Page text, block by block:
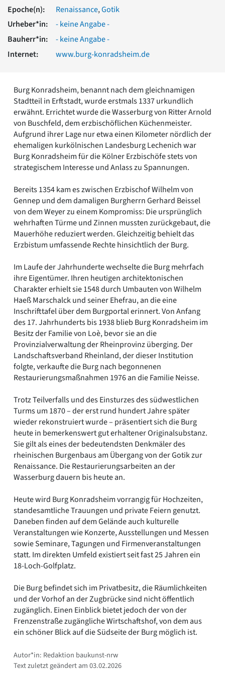
Romanik
Vorromanik
Römische Antike
Über uns
Über baukunst-nrw
Kontakt
Impressum
Datenschutz
Suchbegriff eingeben
Epoche(n):
Renaissance,Gotik
Urheber*in:
- keine Angabe -
Bauherr*in:
- keine Angabe -
Internet:
www.burg-konradsheim.de
Burg Konradsheim, benannt nach dem gleichnamigen
Stadtteil in Erftstadt, wurde erstmals 1337 urkundlich
erwähnt. Errichtet wurde die Wasserburg von Ritter Arnold
von Buschfeld, dem erzbischöflichen Küchenmeister.
Aufgrund ihrer Lage nur etwa einen Kilometer nördlich der
ehemaligen kurkölnischen Landesburg Lechenich war
Burg Konradsheim für die Kölner Erzbischöfe stets von
strategischem Interesse und Anlass zu Spannungen.
Bereits 1354 kam es zwischen Erzbischof Wilhelm von
Gennep und dem damaligen Burgherrn Gerhard Beissel
von dem Weyer zu einem Kompromiss: Die ursprünglich
wehrhaften Türme und Zinnen mussten zurückgebaut, die
Mauerhöhe reduziert werden. Gleichzeitig behielt das
Erzbistum umfassende Rechte hinsichtlich der Burg.
Im Laufe der Jahrhunderte wechselte die Burg mehrfach
ihre Eigentümer. Ihren heutigen architektonischen
Charakter erhielt sie 1548 durch Umbauten von Wilhelm
Haeß Marschalck und seiner Ehefrau, an die eine
Inschrifttafel über dem Burgportal erinnert. Von Anfang
des 17. Jahrhunderts bis 1938 blieb Burg Konradsheim im
Besitz der Familie von Loè, bevor sie an die
Provinzialverwaltung der Rheinprovinz überging. Der
Landschaftsverband Rheinland, der dieser Institution
folgte, verkaufte die Burg nach begonnenen
Restaurierungsmaßnahmen 1976 an die Familie Neisse.
Trotz Teilverfalls und des Einsturzes des südwestlichen
Turms um 1870 – der erst rund hundert Jahre später
wieder rekonstruiert wurde – präsentiert sich die Burg
heute in bemerkenswert gut erhaltener Originalsubstanz.
Sie gilt als eines der bedeutendsten Denkmäler des
rheinischen Burgenbaus am Übergang von der Gotik zur
Renaissance. Die Restaurierungsarbeiten an der
Wasserburg dauern bis heute an.
Heute wird Burg Konradsheim vorrangig für Hochzeiten,
standesamtliche Trauungen und private Feiern genutzt.
Daneben finden auf dem Gelände auch kulturelle
Veranstaltungen wie Konzerte, Ausstellungen und Messen
sowie Seminare, Tagungen und Firmenveranstaltungen
statt. Im direkten Umfeld existiert seit fast 25 Jahren ein
18-Loch-Golfplatz.
Die Burg befindet sich im Privatbesitz, die Räumlichkeiten
und der Vorhof an der Zugbrücke sind nicht öffentlich
zugänglich. Einen Einblick bietet jedoch der von der
Frenzenstraße zugängliche Wirtschaftshof, von dem aus
ein schöner Blick auf die Südseite der Burg möglich ist.
Autor*in: Redaktion baukunst-nrw
Text zuletzt geändert am 03.02.2026